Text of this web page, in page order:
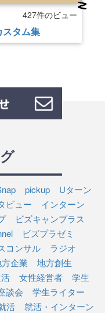
427件のビュー
スタム集
pickup
Uターン
ビュー
インターン
ビズキャンプラス
ビズプラゼミ
コンサル
ラジオ
企業
地方創生
女性経営者
学生
談会
学生ライター
活
就活・インターン